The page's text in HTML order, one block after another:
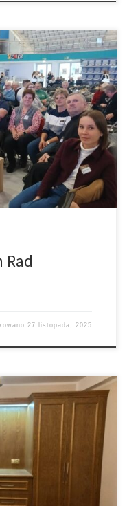
Parafialnych Rad
stała się Alpha i
Jego uczestnicy
konferencji i
tym, czym żyją nasze
Rad
27 listopada, 2025
Parafianom, którzy
nowych mebli do
do wspólnego
o naszą parafię oraz
liturgii
Dzięki
[…]